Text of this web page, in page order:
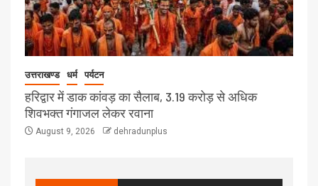
उत्तराखण्ड धर्म पर्यटन
हरिद्वार में डाक कांवड़ का सैलाब, 3.19 करोड़ से अधिक
शिवभक्त गंगाजल लेकर रवाना
August 9, 2026 dehradunplus